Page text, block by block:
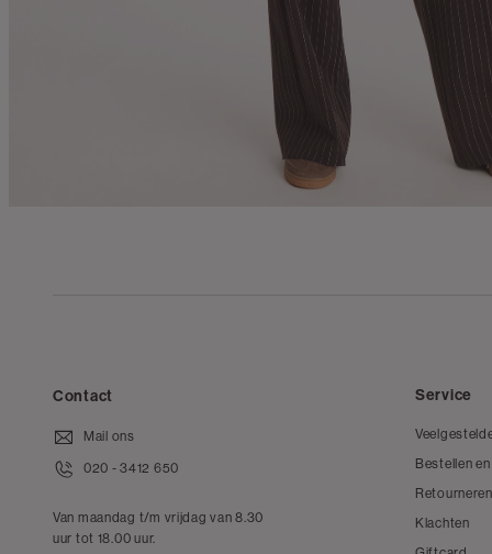
Contact
Mail ons
020 - 3412 650
Van maandag t/m vrijdag van 8.30
uur tot 18.00 uur.
Service
Bestellen
Klachten